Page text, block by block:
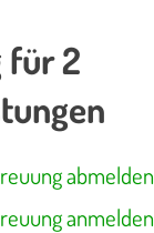
für 2
abmelden
anmelden